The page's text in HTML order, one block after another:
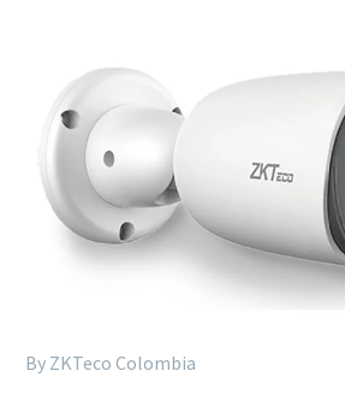
By ZKTeco Colombia